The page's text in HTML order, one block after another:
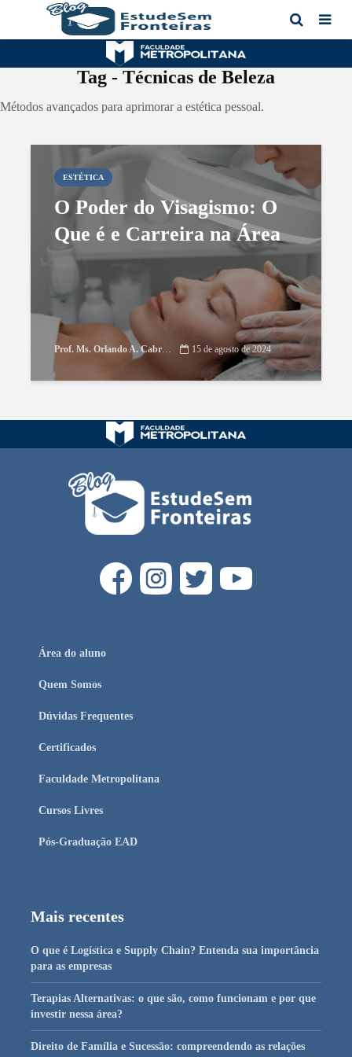
Tag - Técnicas de Beleza
Métodos avançados para aprimorar a estética pessoal.
ESTÉTICA
O Poder do Visagismo: O
Que é e Carreira na Área
Prof. Ms. Orlando A. Cabrera 15 de agosto de 2024
Área do aluno
Quem Somos
Dúvidas Frequentes
Certificados
Faculdade Metropolitana
Cursos Livres
Pós-Graduação EAD
Mais recentes
O que é Logística e Supply Chain? Entenda sua importância
para as empresas
Terapias Alternativas: o que são, como funcionam e por que
investir nessa área?
Direito de Família e Sucessão: compreendendo as relações